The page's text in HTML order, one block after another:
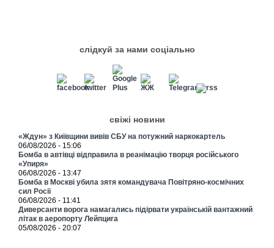
слідкуй за нами соціально
свіжі новини
«Ждун» з Київщини вивів СБУ на потужний наркокартель
06/08/2026 - 15:06
Бомба в автівці відправила в реанімацію творця російського
«Упиря»
06/08/2026 - 13:47
Бомба в Москві убила зятя командувача Повітряно-космічних
сил Росії
06/08/2026 - 11:41
Диверсанти ворога намагались підірвати українській вантажний
літак в аеропорту Лейпцига
05/08/2026 - 20:07